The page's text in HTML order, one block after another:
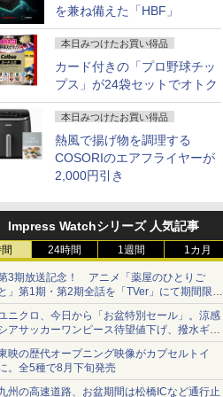
を兼ね備えた「HBF」
本日みつけたお買い得品
カード付きの「プロ野球チッ
プス」が24袋セットでオトク
本日みつけたお買い得品
熱風で揚げ物を調理する
COSORIのエアフライヤーが
2,000円引き
Impress Watchシリーズ 人気記事
24時間 1週間 1カ月
3期放送記念！ アニメ「薬屋のひとりご
」第1期・第2期全話を「TVer」にて期間限定
順次無料配信開始
ニクロ、今日から「お盆特別セール」。涼感
アサッカーワンピース待望値下げ、撥水ギア
ョーツは1990円に
映の歴代オープニング映像がカプセルトイ
。全5種で8月下旬発売
州の高速道路、お盆期間は松橋ICなど通行止